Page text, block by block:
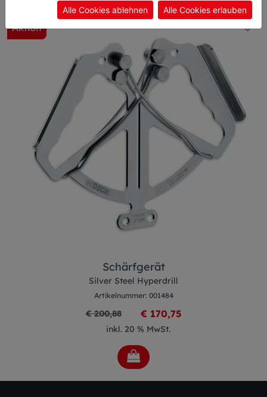
Aktion
Schärfgerät
Silver Steel Hyperdrill
Artikelnummer: 001484
€ 200,88 € 170,75
inkl. 20 % MwSt.
Alle Cookies ablehnen Alle Cookies erlauben